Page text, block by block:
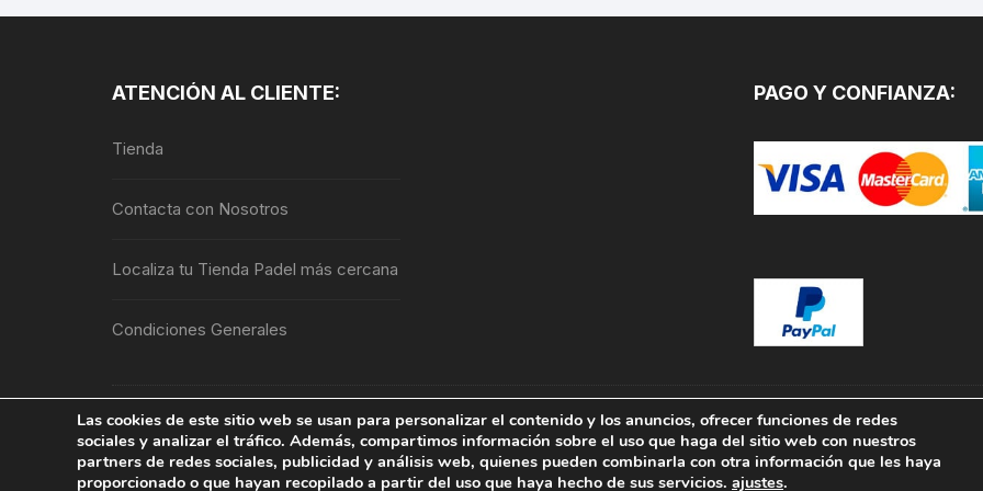
pueden
página
de
ATENCIÓN AL CLIENTE:
Tienda
Contacta con Nosotros
Localiza tu Tienda Padel más cercana
Condiciones Generales
PAGO Y CONFIANZA:
Copyright © 2026, PINTURAS JAFEP | PADELPINTURAS.COM. Todos los
derechos reservados.
Las cookies de este sitio web se usan para personalizar el contenido y los anuncios, ofrecer funciones de redes
sociales y analizar el tráfico. Además, compartimos información sobre el uso que haga del sitio web con nuestros
partners de redes sociales, publicidad y análisis web, quienes pueden combinarla con otra información que les haya
proporcionado o que hayan recopilado a partir del uso que haya hecho de sus servicios. ajustes.